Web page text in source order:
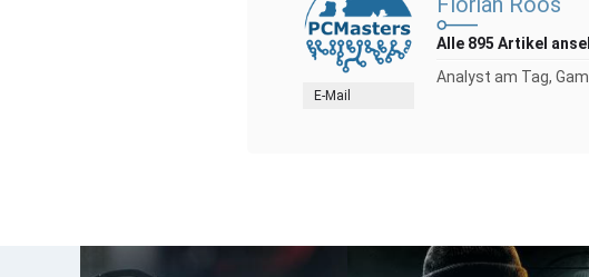
E-Mail
Alle 895 Artikel
Analyst am Tag,